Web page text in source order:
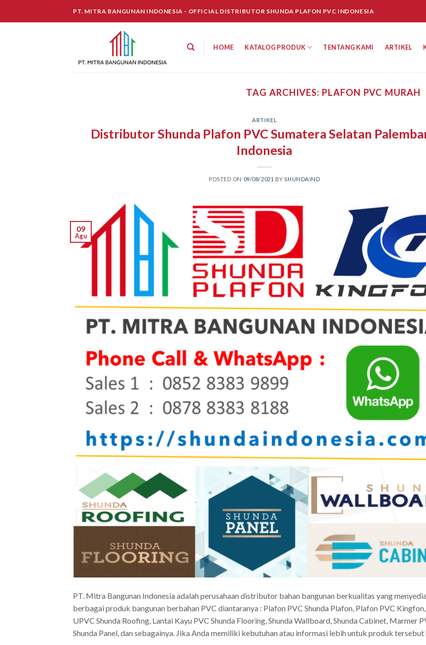
PT. MITRA BANGUNAN INDONESIA - OFFICIAL DISTRIBUTOR SHUNDA PLAFON PVC INDONESIA
HOME KATALOG PRODUK TENTANG KAMI ARTIKEL
TAG ARCHIVES: PLAFON PVC MURAH
ARTIKEL
Distributor Shunda Plafon PVC Sumatera Selatan
Indonesia
POSTED ON 09/08/2021 BYSHUNDAIND
09
Agu
PT. Mitra Bangunan Indonesia adalah perusahaan distributor bahan bangunan berkualitas yang
berbagai produk bangunan berbahan PVC diantaranya : Plafon PVC Shunda Plafon, Plafon PVC
UPVC Shunda Roofing, Lantai Kayu PVC Shunda Flooring, Shunda Wallboard, Shunda Cabinet, Marmer
Shunda Panel, dan sebagainya. Jika Anda memiliki kebutuhan atau informasi lebih untuk produk